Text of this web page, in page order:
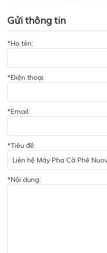
Gửi thông tin
*Họ tên:
*Điện thoại:
*Email:
*Tiêu đề:
*Nội dung: